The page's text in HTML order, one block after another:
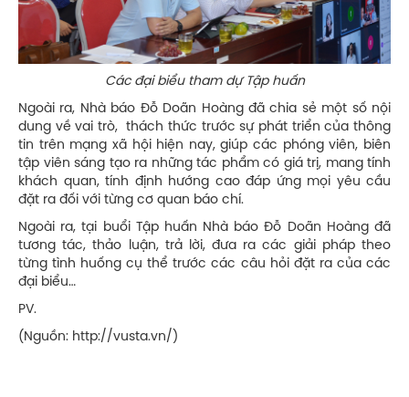
Các đại biểu tham dự Tập huấn
Ngoài ra, Nhà báo Đỗ Doãn Hoàng đã chia sẻ một số nội
dung về vai trò, thách thức trước sự phát triển của thông
tin trên mạng xã hội hiện nay, giúp các phóng viên, biên
tập viên sáng tạo ra những tác phẩm có giá trị, mang tính
khách quan, tính định hướng cao đáp ứng mọi yêu cầu
đặt ra đối với từng cơ quan báo chí.
Ngoài ra, tại buổi Tập huấn Nhà báo Đỗ Doãn Hoàng đã
tương tác, thảo luận, trả lời, đưa ra các giải pháp theo
từng tình huống cụ thể trước các câu hỏi đặt ra của các
đại biểu…
PV.
(Nguồn: http://vusta.vn/)